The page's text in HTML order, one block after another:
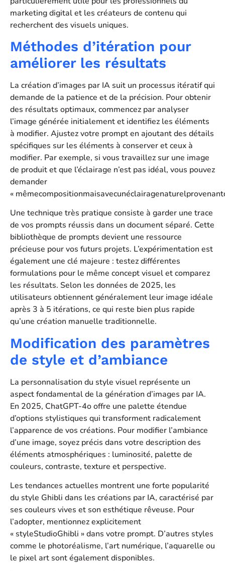
marketing digital et les créateurs de contenu qui
recherchent des visuels uniques.
Méthodes d’itération pour
améliorer les résultats
La création d’images par IA suit un processus itératif qui
demande de la patience et de la précision. Pour obtenir
des résultats optimaux, commencez par analyser
l’image générée initialement et identifiez les éléments
à modifier. Ajustez votre prompt en ajoutant des détails
spécifiques sur les éléments à conserver et ceux à
modifier. Par exemple, si vous travaillez sur une image
de produit et que l’éclairage n’est pas idéal, vous pouvez
demander
«
Une technique très pratique consiste à garder une trace
de vos prompts réussis dans un document séparé. Cette
bibliothèque de prompts devient une ressource
précieuse pour vos futurs projets. L’expérimentation est
également une clé majeure : testez différentes
formulations pour le même concept visuel et comparez
les résultats. Selon les données de 2025, les
utilisateurs obtiennent généralement leur image idéale
après 3 à 5 itérations, ce qui reste bien plus rapide
qu’une création manuelle traditionnelle.
Modification des paramètres
de style et d’ambiance
La personnalisation du style visuel représente un
aspect fondamental de la génération d’images par IA.
En 2025, ChatGPT-4o offre une palette étendue
d’options stylistiques qui transforment radicalement
l’apparence de vos créations. Pour modifier l’ambiance
d’une image, soyez précis dans votre description des
éléments atmosphériques : luminosité, palette de
couleurs, contraste, texture et perspective.
Les tendances actuelles montrent une forte popularité
du style Ghibli dans les créations par IA, caractérisé par
ses couleurs vives et son esthétique rêveuse. Pour
l’adopter, mentionnez explicitement
« styleStudioGhibli » dans votre prompt. D’autres styles
comme le photoréalisme, l’art numérique, l’aquarelle ou
le pixel art sont également disponibles.